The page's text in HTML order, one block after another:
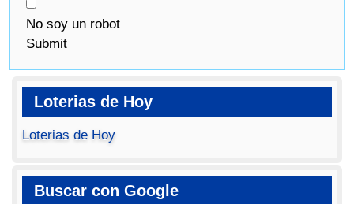
No soy un robot
Submit
Loterias de Hoy
Loterias de Hoy
Buscar con Google